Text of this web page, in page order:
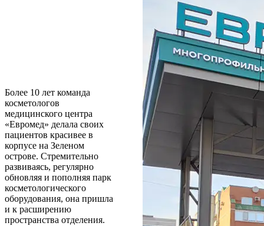
Более 10 лет команда
косметологов
медицинского центра
«Евромед» делала своих
пациентов красивее в
корпусе на Зеленом
острове. Стремительно
развиваясь, регулярно
обновляя и пополняя парк
косметологического
оборудования, она пришла
и к расширению
пространства отделения.